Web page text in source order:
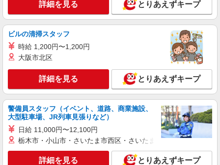
株式会社日本ワークプレイス関西/724
12,533円×20日＝25万666円 別途 交通費全額支
キープ 詳細を見る
派遣社員
株式会社日本ワークプレイス関西/723
入出荷補助作業、事務作業
時給1,600円 月収例： 1600円×7時間50分＝
給 大阪府堺市西区石津西町
詳細を見る とりあえずキープ
ビルの清掃スタッフ
時給 1,200円〜1,200円
大阪市北区
詳細を見る とりあえずキープ
警備員スタッフ（イベント、道路、商業施設、
大型駐車場、JR列車見張りなど）
日給 11,000円〜12,100円
栃木市・小山市・さいたま市西区・さいたま市岩槻区・久喜市・
詳細を見る とりあえずキープ